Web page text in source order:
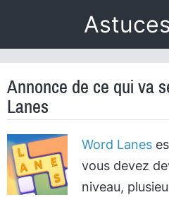
Annonce de ce qui va
Lanes
Word Lanes
vous devez
niveau,